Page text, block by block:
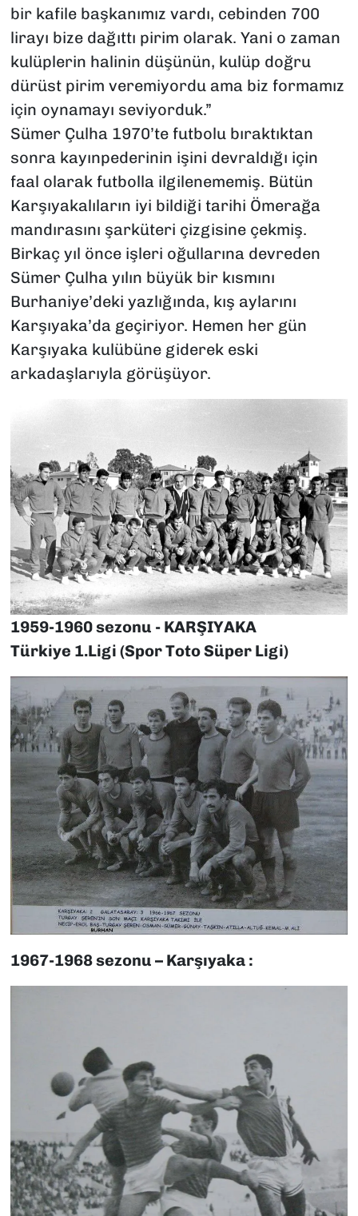
bir kafile başkanımız vardı, cebinden 700
lirayı bize dağıttı pirim olarak. Yani o zaman
kulüplerin halinin düşünün, kulüp doğru
dürüst pirim veremiyordu ama biz formamız
için oynamayı seviyorduk.”
Sümer Çulha 1970’te futbolu bıraktıktan
sonra kayınpederinin işini devraldığı için
faal olarak futbolla ilgilenememiş. Bütün
Karşıyakalıların iyi bildiği tarihi Ömerağa
mandırasını şarküteri çizgisine çekmiş.
Birkaç yıl önce işleri oğullarına devreden
Sümer Çulha yılın büyük bir kısmını
Burhaniye’deki yazlığında, kış aylarını
Karşıyaka’da geçiriyor. Hemen her gün
Karşıyaka kulübüne giderek eski
arkadaşlarıyla görüşüyor.
1959-1960 sezonu - KARŞIYAKA
Türkiye 1.Ligi (Spor Toto Süper Ligi)
1967-1968 sezonu – Karşıyaka :